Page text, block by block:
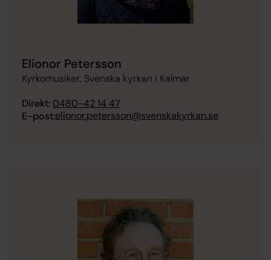
Elionor Petersson
Kyrkomusiker, Svenska kyrkan i Kalmar
Direkt: 0480-42 14 47
E-post:elionor.petersson@svenskakyrkan.se